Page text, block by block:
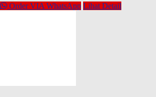
Order VIA WhatsApp Lihat Detail